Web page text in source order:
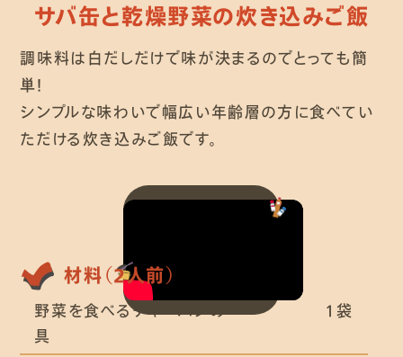
サバ缶と乾燥野菜の炊き込みご飯
調味料は白だしだけで味が決まるのでとっても簡
単！
シンプルな味わいで幅広い年齢層の方に食べてい
ただける炊き込みご飯です。
材料（2人前）
野菜を食べるチャーハンの
具
1袋